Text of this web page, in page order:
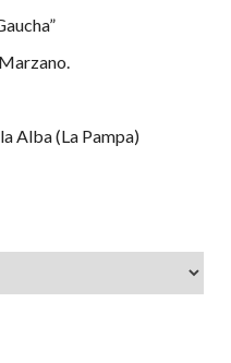
Alba (La Pampa)